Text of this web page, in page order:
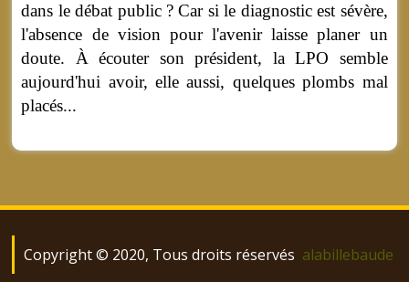
dans le débat public ? Car si le diagnostic est sévère,
l'absence de vision pour l'avenir laisse planer un
doute. À écouter son président, la LPO semble
aujourd'hui avoir, elle aussi, quelques plombs mal
placés...
Copyright © 2020, Tous droits réservés alabillebaude